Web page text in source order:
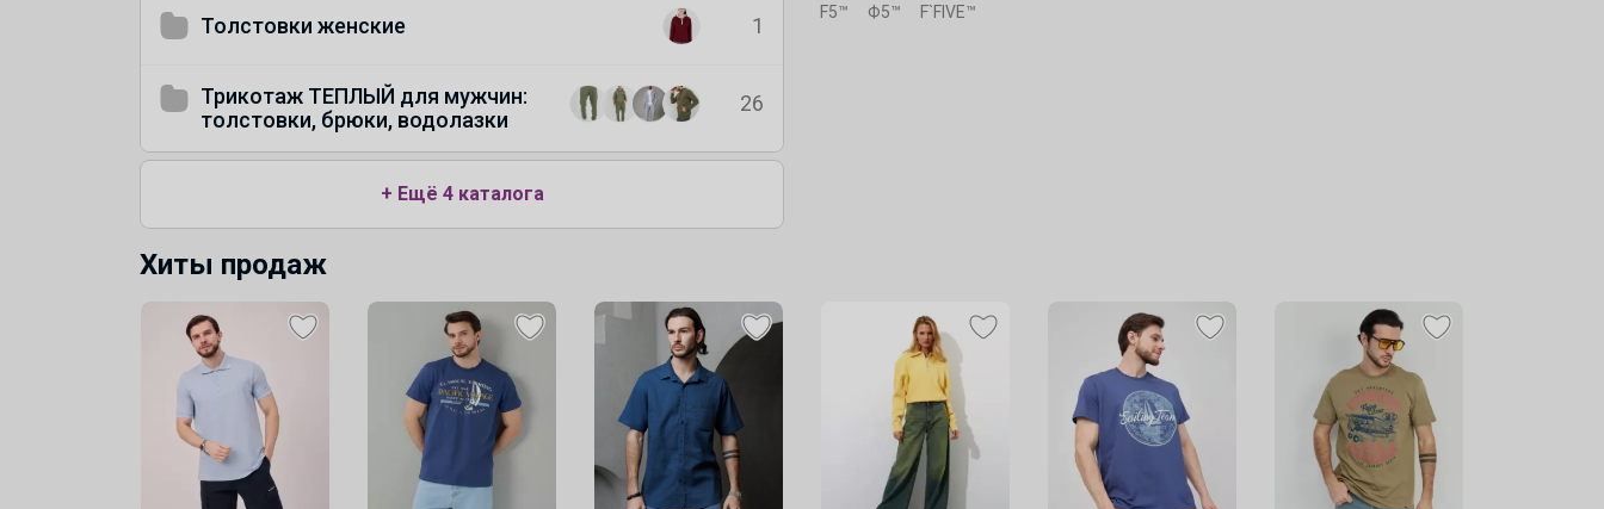
Толстовки женские 1
Трикотаж ТЕПЛЫЙ для мужчин:
толстовки, брюки, водолазки
26
+ Ещё 4 каталога
F5™ Ф5™ F`FIVE™
Хиты продаж
Новые предложения каждые 5 минут
Полный комплект для девочки